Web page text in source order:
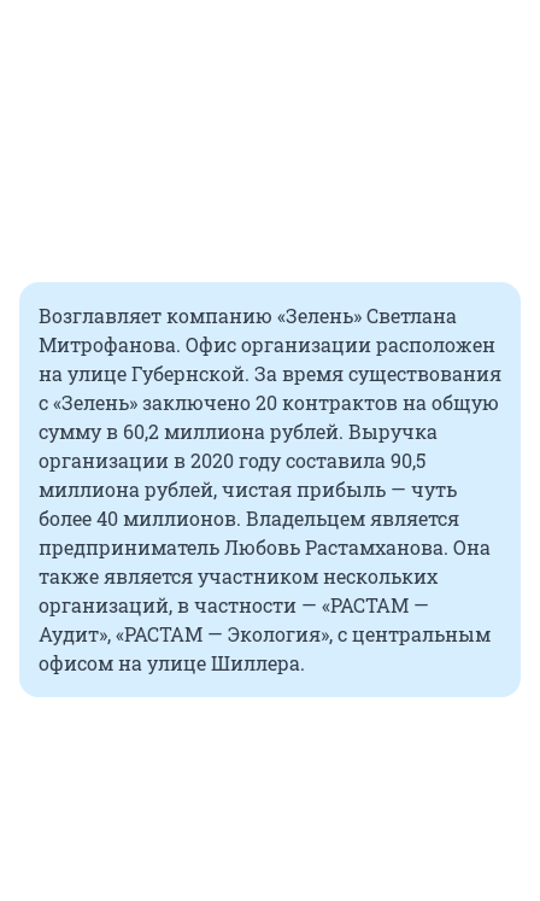
Возглавляет компанию «Зелень» Светлана
Митрофанова. Офис организации расположен
на улице Губернской. За время существования
с «Зелень» заключено 20 контрактов на общую
сумму в 60,2 миллиона рублей. Выручка
организации в 2020 году составила 90,5
миллиона рублей, чистая прибыль — чуть
более 40 миллионов. Владельцем является
предприниматель Любовь Растамханова. Она
также является участником нескольких
организаций, в частности — «РАСТАМ —
Аудит», «РАСТАМ — Экология», с центральным
офисом на улице Шиллера.